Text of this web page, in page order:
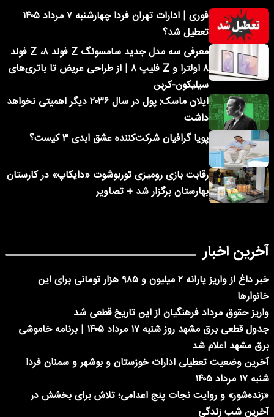
فوری | ادارات تهران فردا چهارشنبه ۷ مرداد ۱۴۰۵
تعطیل شد؟
معرفی سه مدل جدید سامسونگ Z فولد ۸، Z فولد
۸ اولترا و Z فلیپ ۸ | از طراحی عریض تا باتری‌های
سیلیکون-کربن
ایلان ماسک: پول در سال ۲۰۳۶ دیگر اهمیتی نخواهد
داشت
پویا گرافیان شرکت‌کننده عشق ابدی ۳ کیست؟
رقابت بازی رومیزی توربوشوت «دایکاپ» در کارستان
بهارستان برگزار شد + تصاویر
آخرین اخبار
خبر داغ از واریز یارانه ۲ میلیون و ۹۸۵ هزار تومانی برای این
خانوارها
واریز حقوق مرداد فرهنگیان از این تاریخ قطعی شد
جدول قطعی برق مشهد روز شنبه ۱۷ مرداد ۱۴۰۵ | برنامه خاموشی
برق مشهد اعلام شد
آخرین وضعیت تعطیلی ادارات خوزستان و بوشهر و سمنان فردا
شنبه ۱۷ مرداد ۱۴۰۵
«زنده‌شور» و روایت نجات پنج اعدامی؛ تلاش برای بخشش در
آخرین شب زندگی